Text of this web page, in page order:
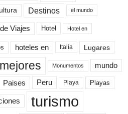
Destinos el mundo
Viajes Hotel Hotel en
hoteles en Italia Lugares
mejores Monumentos mundo
Paises Peru Playa Playas
turismo